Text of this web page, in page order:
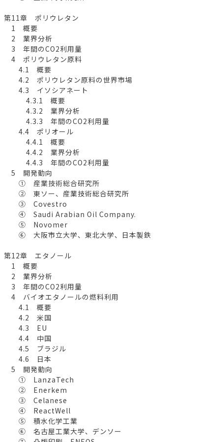
第11章 ポリウレタン
1 概要
2 業界分析
3 年間のCO2利用量
4 ポリウレタン原料
4.1 概要
4.2 ポリウレタン原料の世界市場
4.3 イソシアネート
4.3.1 概要
4.3.2 業界分析
4.3.3 年間のCO2利用量
4.4 ポリオール
4.4.1 概要
4.4.2 業界分析
4.4.3 年間のCO2利用量
5 開発動向
① 産業技術総合研究所
② 東ソー、産業技術総合研究所
③ Covestro
④ Saudi Arabian Oil Company.
⑤ Novomer
⑥ 大阪市立大学、東北大学、日本製鉄
第12章 エタノール
1 概要
2 業界分析
3 年間のCO2利用量
4 バイオエタノールの燃料利用
4.1 概要
4.2 米国
4.3 EU
4.4 中国
4.5 ブラジル
4.6 日本
5 開発動向
① LanzaTech
② Enerkem
③ Celanese
④ ReactWell
⑤ 積水化学工業
⑥ 名古屋工業大学、デンソー